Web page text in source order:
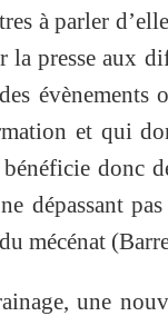
à parler
presse aux
évènements
et qui
bénéficie donc
dépassant
mécénat
une